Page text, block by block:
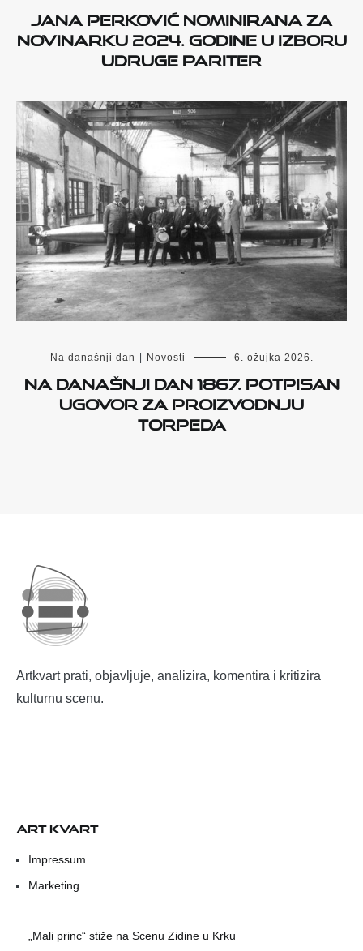
Jana Perković nominirana za
novinarku 2024. godine u izboru
udruge PaRiTer
Na današnji dan Novosti 6. ožujka 2026.
Na današnji dan 1867. potpisan
ugovor za proizvodnju
torpeda
Artkvart prati, objavljuje, analizira, komentira i kritizira
kulturnu scenu.
ART KVART
Impressum
Marketing
„Mali princ“ stiže na Scenu Zidine u Krku